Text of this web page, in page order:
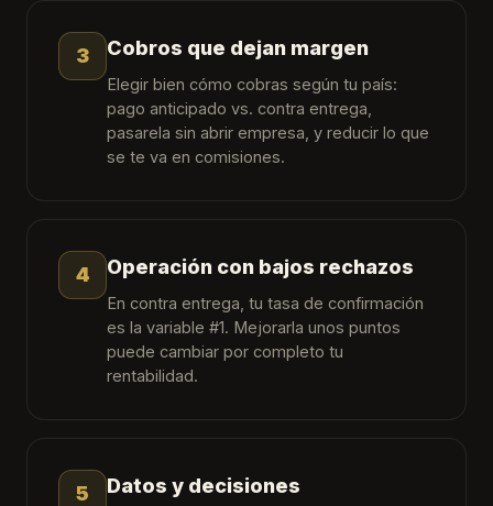
3 Cobros que dejan margen
Elegir bien cómo cobras según tu país:
pago anticipado vs. contra entrega,
pasarela sin abrir empresa, y reducir lo que
se te va en comisiones.
4 Operación con bajos rechazos
En contra entrega, tu tasa de confirmación
es la variable #1. Mejorarla unos puntos
puede cambiar por completo tu
rentabilidad.
5 Datos y decisiones